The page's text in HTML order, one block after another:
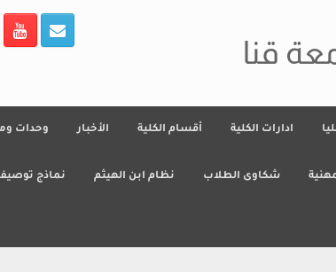
قنا
ادارات الكلية أقسام الكلية الأخبار وحدات
شكاوى الطلاب نظام ابن الهيثم نماذج